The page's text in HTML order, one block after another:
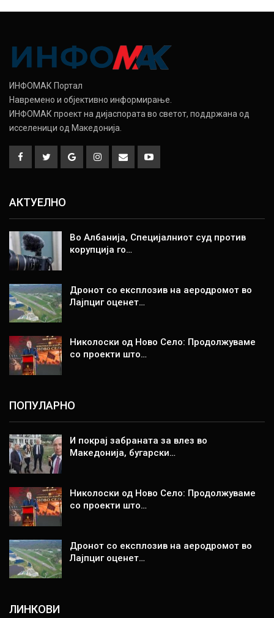
ИНФОМАК Портал
Навремено и објективно информирање.
ИНФОМАК проект на дијаспората во светот, поддржана од
исселеници од Македонија.
АКТУЕЛНО
Во Албанија, Специјалниот суд против
корупција го…
Дронот со експлозив на аеродромот во
Лајпциг оценет…
Николоски од Ново Село: Продолжуваме
со проекти што…
ПОПУЛАРНО
И покрај забраната за влез во
Македонија, бугарски…
Николоски од Ново Село: Продолжуваме
со проекти што…
Дронот со експлозив на аеродромот во
Лајпциг оценет…
ЛИНКОВИ